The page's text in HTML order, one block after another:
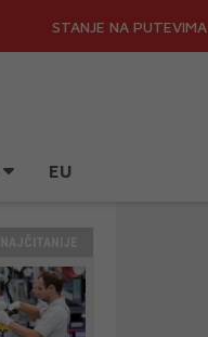
STANJE NA PUTEVIMA
EU